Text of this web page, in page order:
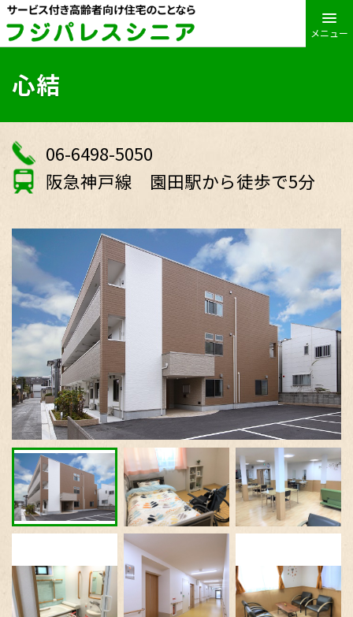
メニュー
心結
06-6498-5050
阪急神戸線 園田駅から徒歩で5分